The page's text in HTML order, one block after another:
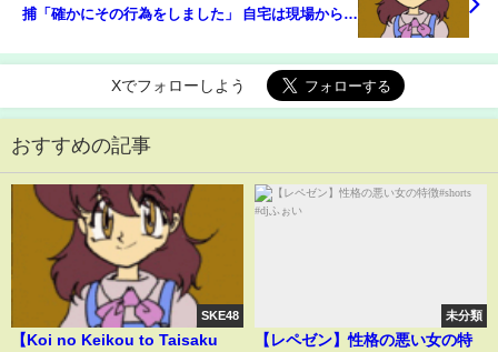
捕「確かにその行為をしました」 自宅は現場から車
までわずか十数秒だったことも判明【関連ニュース
まとめ】
Xでフォローしよう
おすすめの記事
SKE48
【Koi no Keikou to Taisaku
未分類
【レペゼン】性格の悪い女の特